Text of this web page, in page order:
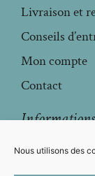
Nous utilisons des
Livraison et
Conseils
Mon compte
Contact
Informations
Conditions